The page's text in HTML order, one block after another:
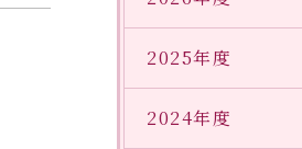
2025年度
2024年度